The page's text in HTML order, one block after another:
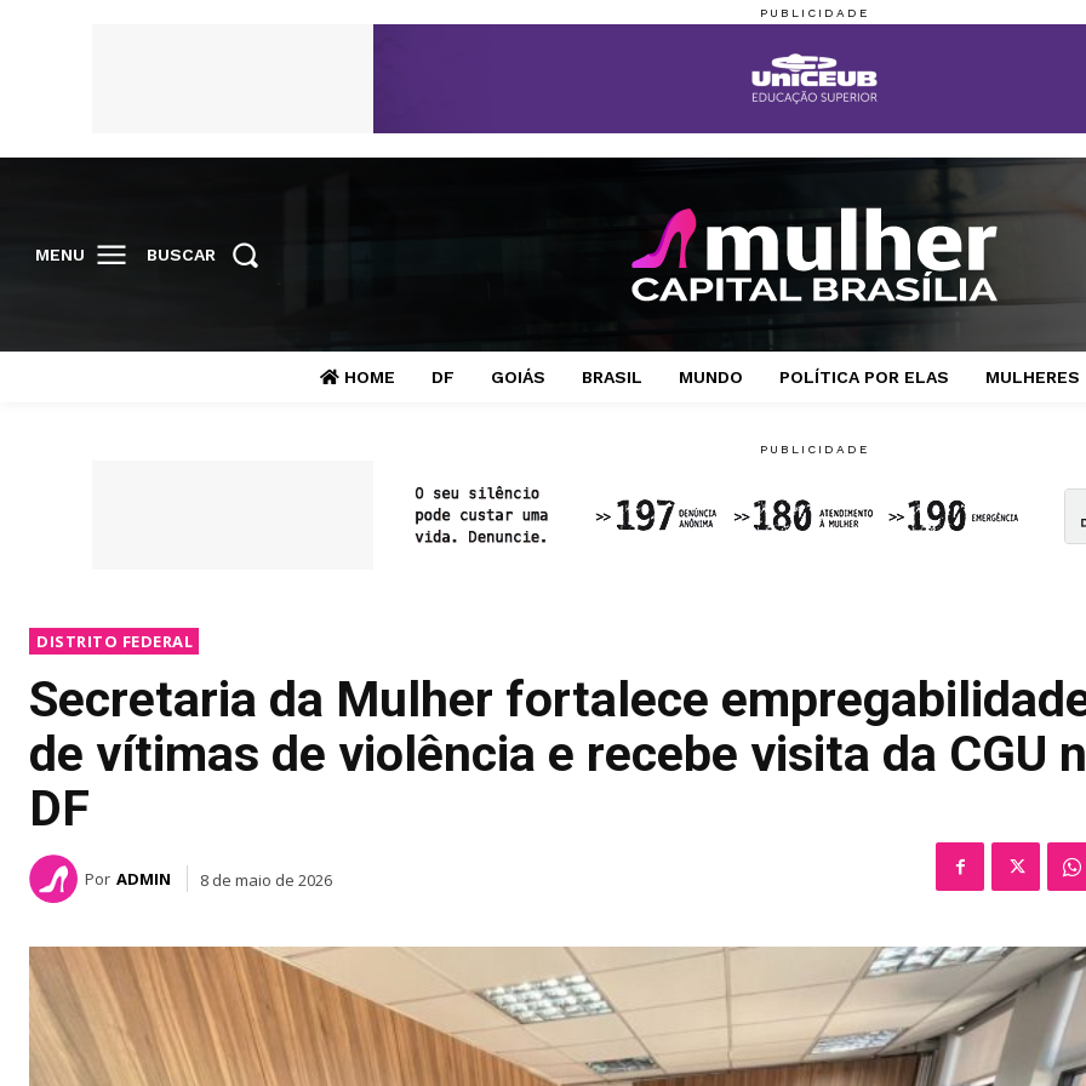
MENU BUSCAR
HOME DF GOIÁS BRASIL MUNDO POLÍTICA POR ELAS MULHERES
DISTRITO FEDERAL
Secretaria da Mulher fortalece
de vítimas de violência e recebe visita da CGU
DF
Por ADMIN 8 de maio de 2026